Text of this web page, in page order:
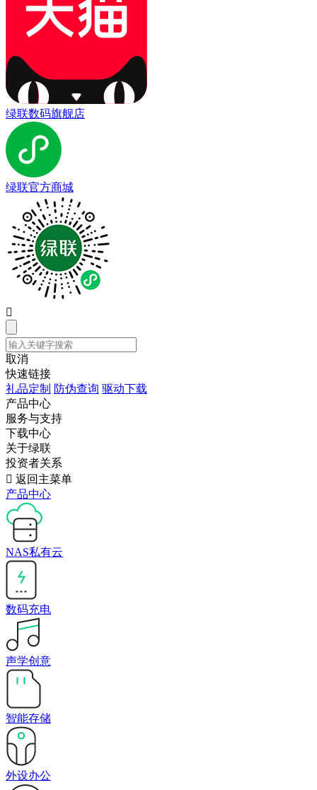
绿联数码旗舰店
绿联官方商城

取消
快速链接
礼品定制 防伪查询 驱动下载
产品中心
服务与支持
下载中心
关于绿联
投资者关系
 返回主菜单
产品中心
NAS私有云
数码充电
声学创意
智能存储
外设办公